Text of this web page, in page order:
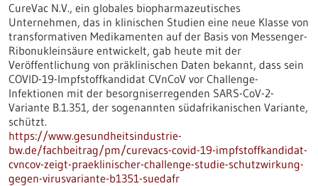
CureVac N.V., ein globales biopharmazeutisches
Unternehmen, das in klinischen Studien eine neue Klasse von
transformativen Medikamenten auf der Basis von Messenger-
Ribonukleinsäure entwickelt, gab heute mit der
Veröffentlichung von präklinischen Daten bekannt, dass sein
COVID-19-Impfstoffkandidat CVnCoV vor Challenge-
Infektionen mit der besorgniserregenden SARS-CoV-2-
Variante B.1.351, der sogenannten südafrikanischen Variante,
schützt.
https://www.gesundheitsindustrie-
bw.de/fachbeitrag/pm/curevacs-covid-19-impfstoffkandidat-
cvncov-zeigt-praeklinischer-challenge-studie-schutzwirkung-
gegen-virusvariante-b1351-suedafr